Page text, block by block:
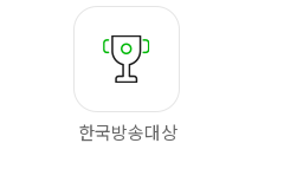
한국방송대상